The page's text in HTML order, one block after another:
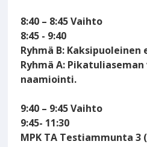
8:40 – 8:45 Vaihto
8:45 - 9:40
Ryhmä B:
Ryhmä A:
naamiointi.
9:40 – 9:45 Vaihto
9:45- 11:30
MPK TA Testiammunta 3